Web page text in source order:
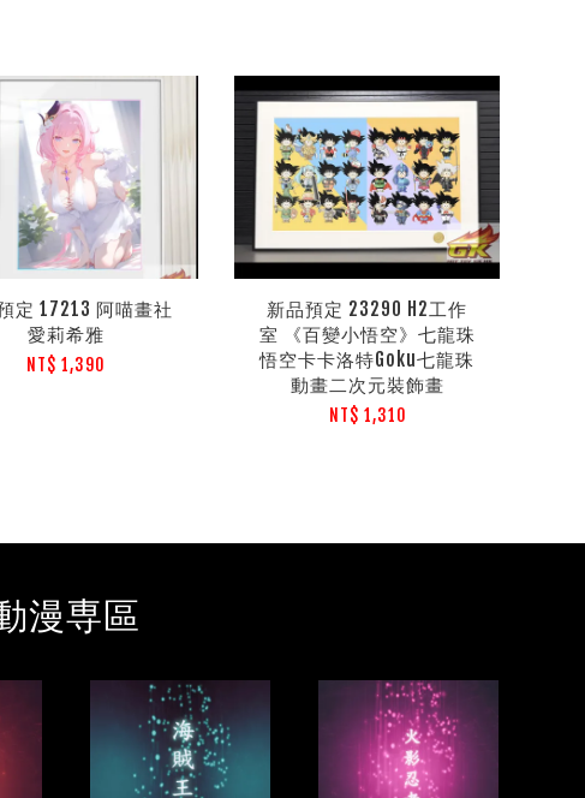
定 17213 阿喵畫社
愛莉希雅
NT$ 1,390
新品預定 23290 H2工作
室 《百變小悟空》七龍珠
悟空卡卡洛特Goku七龍珠
動畫二次元裝飾畫
NT$ 1,310
漫専區